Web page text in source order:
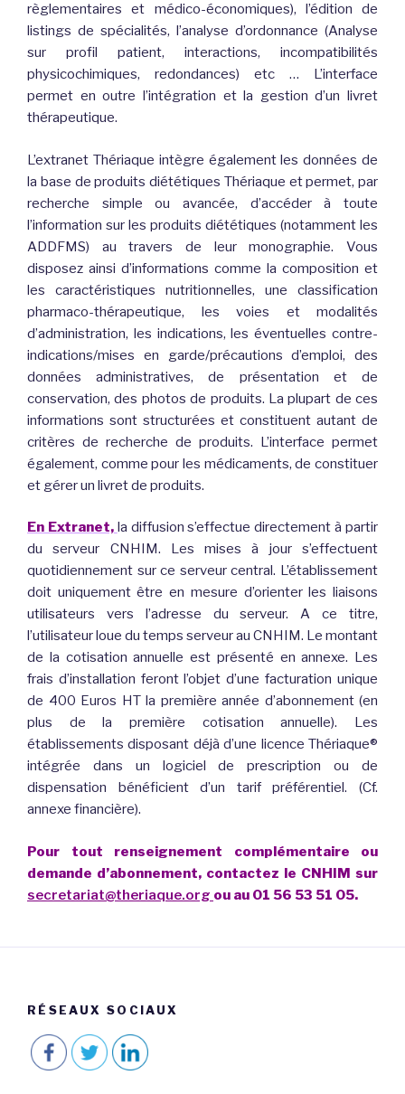
règlementaires et médico-économiques), l’édition de
listings de spécialités, l’analyse d’ordonnance (Analyse
sur profil patient, interactions, incompatibilités
physicochimiques, redondances) etc … L’interface
permet en outre l’intégration et la gestion d’un livret
thérapeutique.
L’extranet Thériaque intègre également les données de
la base de produits diététiques Thériaque et permet, par
recherche simple ou avancée, d’accéder à toute
l’information sur les produits diététiques (notamment les
ADDFMS) au travers de leur monographie. Vous
disposez ainsi d’informations comme la composition et
les caractéristiques nutritionnelles, une classification
pharmaco-thérapeutique, les voies et modalités
d’administration, les indications, les éventuelles contre-
indications/mises en garde/précautions d’emploi, des
données administratives, de présentation et de
conservation, des photos de produits. La plupart de ces
informations sont structurées et constituent autant de
critères de recherche de produits. L’interface permet
également, comme pour les médicaments, de constituer
et gérer un livret de produits.
En Extranet, la diffusion s’effectue directement à partir
du serveur CNHIM. Les mises à jour s’effectuent
quotidiennement sur ce serveur central. L’établissement
doit uniquement être en mesure d’orienter les liaisons
utilisateurs vers l’adresse du serveur. A ce titre,
l’utilisateur loue du temps serveur au CNHIM. Le montant
de la cotisation annuelle est présenté en annexe. Les
frais d’installation feront l’objet d’une facturation unique
de 400 Euros HT la première année d’abonnement (en
plus de la première cotisation annuelle). Les
établissements disposant déjà d’une licence Thériaque®
intégrée dans un logiciel de prescription ou de
dispensation bénéficient d’un tarif préférentiel. (Cf.
annexe financière).
Pour
tout renseignement complémentaire ou
demande d’abonnement, contactez le CNHIM sur
secretariat@theriaque.org ou au 01 56 53 51 05.
RÉSEAUX SOCIAUX